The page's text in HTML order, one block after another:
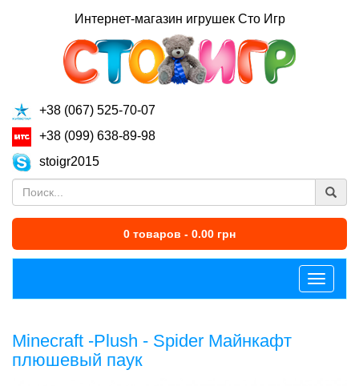
Интернет-магазин игрушек Сто Игр
+38 (067) 525-70-07
+38 (099) 638-89-98
stoigr2015
0 товаров - 0.00 грн
Меню
Minecraft -Plush - Spider Майнкафт
плюшевый паук